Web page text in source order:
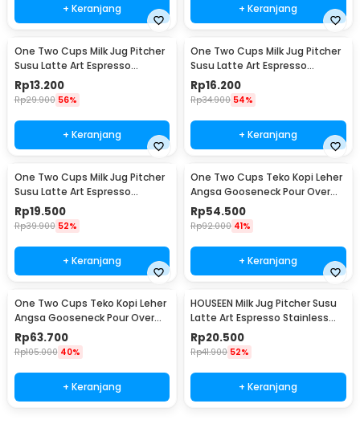
+ Keranjang + Keranjang
One Two Cups Milk Jug Pitcher
Susu Latte Art Espresso
Stainless Steel 1.5oz - S06HG
Rp13.200
Rp29.900 56%
+ Keranjang
One Two Cups Milk Jug Pitcher
Susu Latte Art Espresso
Stainless Steel 3oz - S06HG
Rp16.200
Rp34.900 54%
+ Keranjang
One Two Cups Milk Jug Pitcher
Susu Latte Art Espresso
Stainless Steel 5oz - S06HG
Rp19.500
Rp39.900 52%
+ Keranjang
One Two Cups Teko Kopi Leher
Angsa Gooseneck Pour Over
Drip Kettle 250ml - AA049
Rp54.500
Rp92.000 41%
+ Keranjang
One Two Cups Teko Kopi Leher
Angsa Gooseneck Pour Over
Drip Kettle 350ml - AA049
Rp63.700
Rp105.000 40%
+ Keranjang
HOUSEEN Milk Jug Pitcher Susu
Latte Art Espresso Stainless
Steel 55ml - DL060
Rp20.500
Rp41.900 52%
+ Keranjang